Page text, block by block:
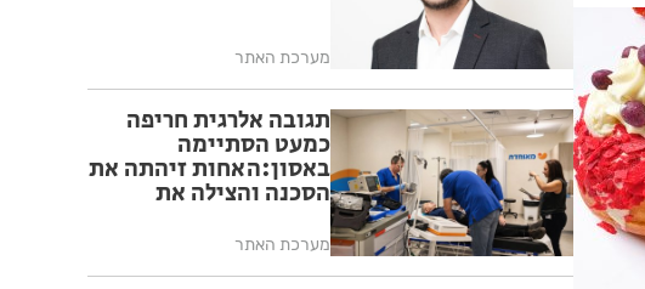
מערכת האתר
תגובה אלרגית חריפה
כמעט הסתיימה
באסון:האחות זיהתה את
הסכנה והצילה את
מערכת האתר